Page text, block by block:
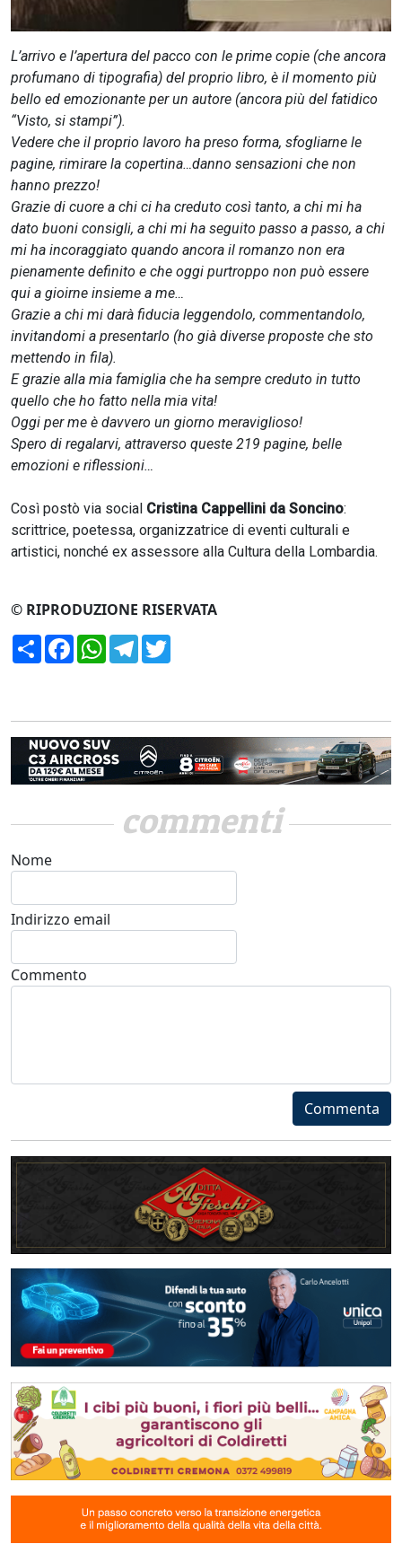
L’arrivo e l’apertura del pacco con le prime copie (che ancora
profumano di tipografia) del proprio libro, è il momento più
bello ed emozionante per un autore (ancora più del fatidico
“Visto, si stampi”).
Vedere che il proprio lavoro ha preso forma, sfogliarne le
pagine, rimirare la copertina…danno sensazioni che non
hanno prezzo!
Grazie di cuore a chi ci ha creduto così tanto, a chi mi ha
dato buoni consigli, a chi mi ha seguito passo a passo, a chi
mi ha incoraggiato quando ancora il romanzo non era
pienamente definito e che oggi purtroppo non può essere
qui a gioirne insieme a me…
Grazie a chi mi darà fiducia leggendolo, commentandolo,
invitandomi a presentarlo (ho già diverse proposte che sto
mettendo in fila).
E grazie alla mia famiglia che ha sempre creduto in tutto
quello che ho fatto nella mia vita!
Oggi per me è davvero un giorno meraviglioso!
Spero di regalarvi, attraverso queste 219 pagine, belle
emozioni e riflessioni…
Così postò via social Cristina Cappellini da Soncino:
scrittrice, poetessa, organizzatrice di eventi culturali e
artistici, nonché ex assessore alla Cultura della Lombardia.
© RIPRODUZIONE RISERVATA
CondividiFacebookWhatsApp
Telegram
commenti
Nome
Indirizzo email
Commento
Commenta